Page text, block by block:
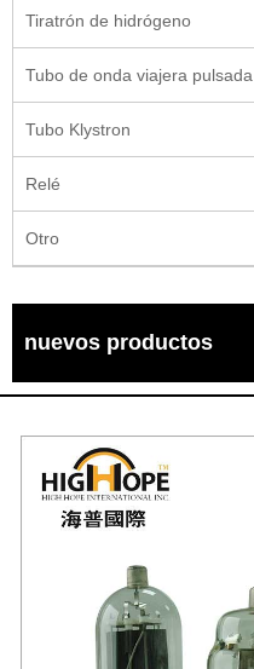
Tiratrón de hidrógeno
Tubo de onda viajera pulsada
Tubo Klystron
Relé
Otro
nuevos productos